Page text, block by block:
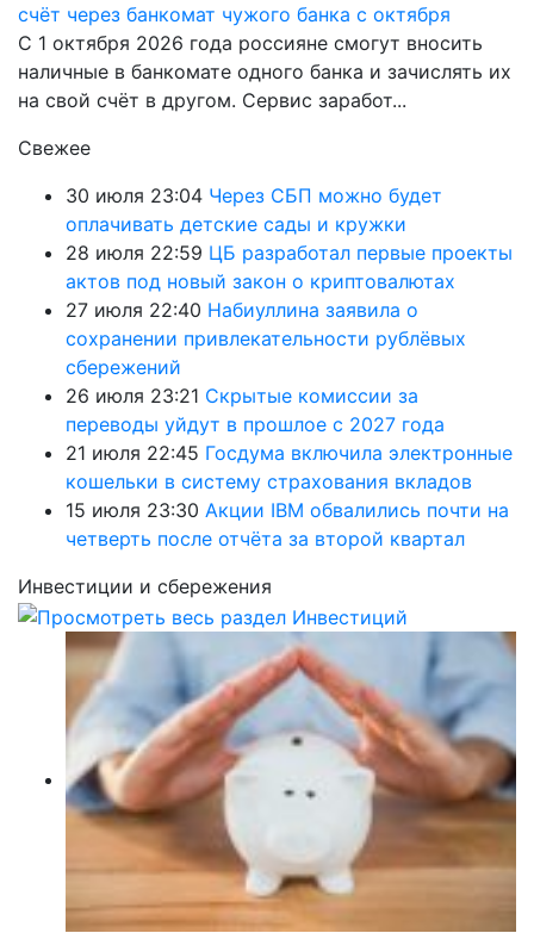
счёт через банкомат чужого банка с октября
С 1 октября 2026 года россияне смогут вносить
наличные в банкомате одного банка и зачислять их
на свой счёт в другом. Сервис заработ...
Свежее
30 июля 23:04 Через СБП можно будет
оплачивать детские сады и кружки
28 июля 22:59 ЦБ разработал первые проекты
актов под новый закон о криптовалютах
27 июля 22:40 Набиуллина заявила о
сохранении привлекательности рублёвых
сбережений
26 июля 23:21 Скрытые комиссии за
переводы уйдут в прошлое с 2027 года
21 июля 22:45 Госдума включила электронные
кошельки в систему страхования вкладов
15 июля 23:30 Акции IBM обвалились почти на
четверть после отчёта за второй квартал
Инвестиции и сбережения